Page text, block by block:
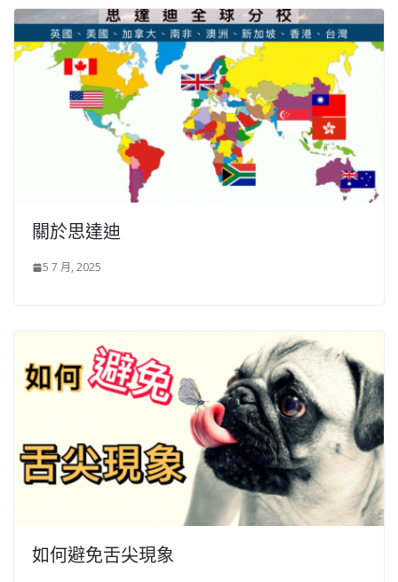
關於思達迪
5 7 月, 2025
如何避免舌尖現象